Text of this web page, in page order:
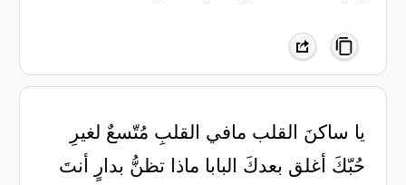
‏يا ساكنَ القلب مافي القلبِ مُتّسعٌ لغيرِ
حُبّكَ أغلق بعدكَ البابا ماذا تظنُّ بدارٍ أنتَ